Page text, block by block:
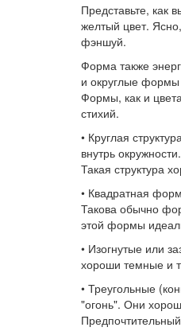
Представьте, как
желтый цвет.
фэншуй.
Форма также
и округлые формы
Формы, как и
стихий.
• Круглая
внутрь окружности.
Такая структура
• Квадратная
Такова обычно
этой формы
• Изогнутые или
хороши темные и
• Треугольные
"огонь". Они